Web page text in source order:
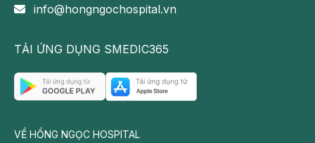
info@hongngochospital.vn
TẢI ỨNG DỤNG SMEDIC365
VỀ HỒNG NGỌC HOSPITAL